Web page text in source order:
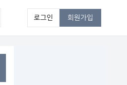
로그인 회원가입